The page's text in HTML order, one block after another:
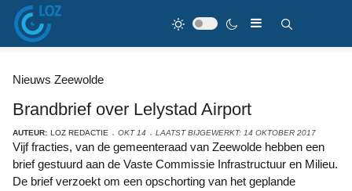
Nieuws Zeewolde
Brandbrief over Lelystad Airport
AUTEUR: LOZ REDACTIE OKT 14 LAATST BIJGEWERKT: 14 OKTOBER 2017
Vijf fracties, van de gemeenteraad van Zeewolde hebben een
brief gestuurd aan de Vaste Commissie Infrastructuur en Milieu.
De brief verzoekt om een opschorting van het geplande